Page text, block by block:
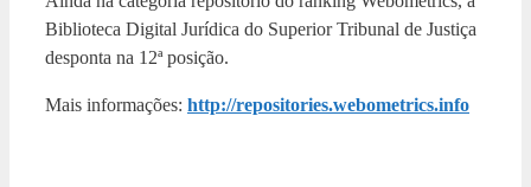
Biblioteca Digital Jurídica do Superior Tribunal de Justiça
desponta na 12ª posição.
Mais informações: http://repositories.webometrics.info